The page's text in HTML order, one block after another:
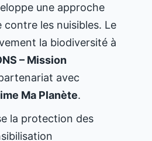
une approche
contre les nuisibles. Le
la biodiversité à
– Mission
avec
Ma Planète.
la protection des